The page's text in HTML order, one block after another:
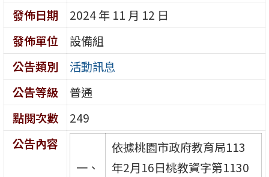
發佈日期
2024 年 11 月 12 日
發佈單位
設備組
公告類別
活動訊息
公告等級
普通
點閱次數
249
公告內容
一、
依據桃園市政府教育局113
年2月16日桃教資字第1130